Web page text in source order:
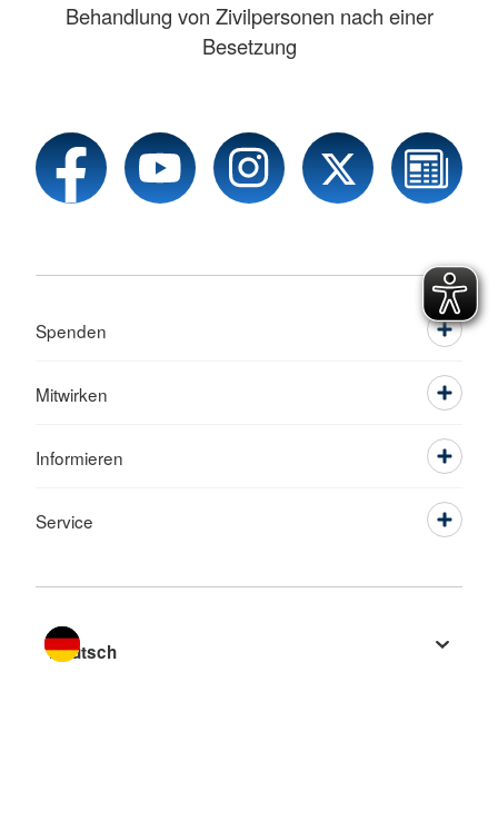
Behandlung von Zivilpersonen nach einer
Besetzung
Spenden
Mitwirken
Informieren
Service
Sprache wechseln zu